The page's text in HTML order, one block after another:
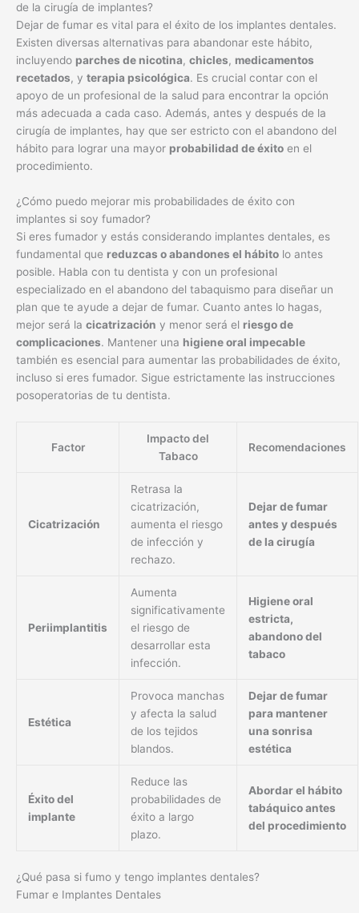
de la cirugía de implantes?
Dejar de fumar es vital para el éxito de los implantes dentales.
Existen diversas alternativas para abandonar este hábito,
incluyendo parches de nicotina, chicles, medicamentos
recetados, y terapia psicológica. Es crucial contar con el
apoyo de un profesional de la salud para encontrar la opción
más adecuada a cada caso. Además, antes y después de la
cirugía de implantes, hay que ser estricto con el abandono del
hábito para lograr una mayor probabilidad de éxito en el
procedimiento.
¿Cómo puedo mejorar mis probabilidades de éxito con
implantes si soy fumador?
Si eres fumador y estás considerando implantes dentales, es
fundamental que reduzcas o abandones el hábito lo antes
posible. Habla con tu dentista y con un profesional
especializado en el abandono del tabaquismo para diseñar un
plan que te ayude a dejar de fumar. Cuanto antes lo hagas,
mejor será la cicatrización y menor será el riesgo de
complicaciones. Mantener una higiene oral impecable
también es esencial para aumentar las probabilidades de éxito,
incluso si eres fumador. Sigue estrictamente las instrucciones
posoperatorias de tu dentista.
Factor
Impacto del
Tabaco
Recomendaciones
Cicatrización
Retrasa la
cicatrización,
aumenta el riesgo
de infección y
rechazo.
Dejar de fumar
antes y después
de la cirugía
Periimplantitis
Aumenta
significativamente
el riesgo de
desarrollar esta
infección.
Higiene oral
estricta,
abandono del
tabaco
Estética
Provoca manchas
y afecta la salud
de los tejidos
blandos.
Dejar de fumar
para mantener
una sonrisa
estética
Éxito del
implante
Reduce las
probabilidades de
éxito a largo
plazo.
Abordar el hábito
tabáquico antes
del procedimiento
¿Qué pasa si fumo y tengo implantes dentales?
Fumar e Implantes Dentales